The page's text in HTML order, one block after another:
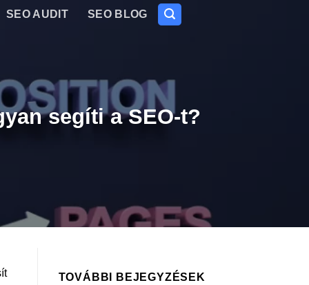
SEO AUDIT SEO BLOG
segíti a SEO-t?
TOVÁBBI BEJEGYZÉSEK